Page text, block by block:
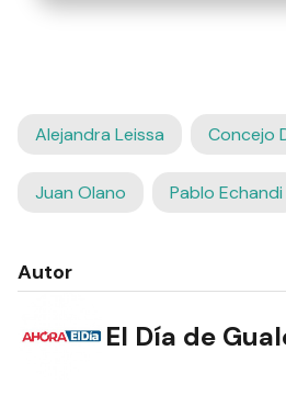
Alejandra Leissa Concejo
Juan Olano Pablo Echandi
Autor
El Día de